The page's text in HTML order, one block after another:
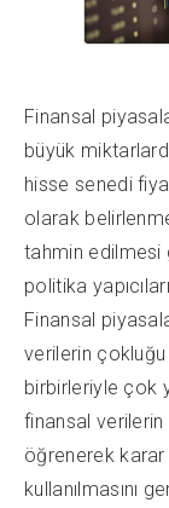
Finansal
büyük
hisse senedi
olarak
tahmin edilmesi
politika
Finansal
verilerin
birbirleriyle çok
finansal
öğrenerek
kullanılmasını